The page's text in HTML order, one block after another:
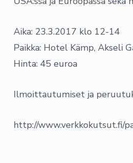
Aika: 23.3.2017 klo 12-14
Paikka: Hotel Kämp, Akseli
Hinta: 45 euroa
Ilmoittautumiset ja
http://www.verkkokutsut.fi/